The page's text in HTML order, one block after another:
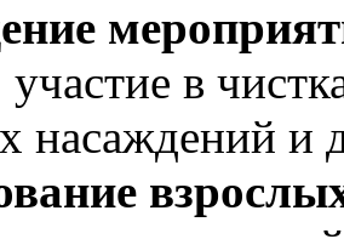
участие в
насаждений и